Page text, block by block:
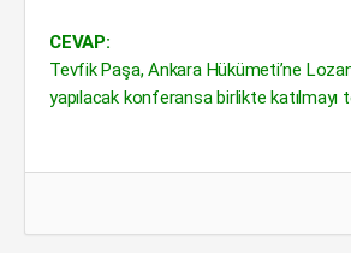
CEVAP:
Tevfik Paşa, Ankara Hükümeti’ne
yapılacak konferansa birlikte katılmayı